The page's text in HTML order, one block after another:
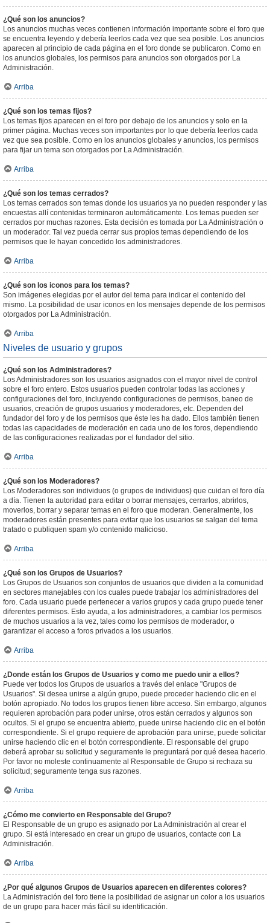
¿Qué son los anuncios?
Los anuncios muchas veces contienen información importante sobre el foro que
se encuentra leyendo y debería leerlos cada vez que sea posible. Los anuncios
aparecen al principio de cada página en el foro donde se publicaron. Como en
los anuncios globales, los permisos para anuncios son otorgados por La
Administración.
Arriba
¿Qué son los temas fijos?
Los temas fijos aparecen en el foro por debajo de los anuncios y solo en la
primer página. Muchas veces son importantes por lo que debería leerlos cada
vez que sea posible. Como en los anuncios globales y anuncios, los permisos
para fijar un tema son otorgados por La Administración.
Arriba
¿Qué son los temas cerrados?
Los temas cerrados son temas donde los usuarios ya no pueden responder y las
encuestas allí contenidas terminaron automáticamente. Los temas pueden ser
cerrados por muchas razones. Esta decisión es tomada por La Administración o
un moderador. Tal vez pueda cerrar sus propios temas dependiendo de los
permisos que le hayan concedido los administradores.
Arriba
¿Qué son los iconos para los temas?
Son imágenes elegidas por el autor del tema para indicar el contenido del
mismo. La posibilidad de usar iconos en los mensajes depende de los permisos
otorgados por La Administración.
Arriba
Niveles de usuario y grupos
¿Qué son los Administradores?
Los Administradores son los usuarios asignados con el mayor nivel de control
sobre el foro entero. Estos usuarios pueden controlar todas las acciones y
configuraciones del foro, incluyendo configuraciones de permisos, baneo de
usuarios, creación de grupos usuarios y moderadores, etc. Dependen del
fundador del foro y de los permisos que éste les ha dado. Ellos también tienen
todas las capacidades de moderación en cada uno de los foros, dependiendo
de las configuraciones realizadas por el fundador del sitio.
Arriba
¿Qué son los Moderadores?
Los Moderadores son individuos (o grupos de individuos) que cuidan el foro día
a día. Tienen la autoridad para editar o borrar mensajes, cerrarlos, abrirlos,
moverlos, borrar y separar temas en el foro que moderan. Generalmente, los
moderadores están presentes para evitar que los usuarios se salgan del tema
tratado o publiquen spam y/o contenido malicioso.
Arriba
¿Qué son los Grupos de Usuarios?
Los Grupos de Usuarios son conjuntos de usuarios que dividen a la comunidad
en sectores manejables con los cuales puede trabajar los administradores del
foro. Cada usuario puede pertenecer a varios grupos y cada grupo puede tener
diferentes permisos. Esto ayuda, a los administradores, a cambiar los permisos
de muchos usuarios a la vez, tales como los permisos de moderador, o
garantizar el acceso a foros privados a los usuarios.
Arriba
¿Donde están los Grupos de Usuarios y como me puedo unir a ellos?
Puede ver todos los Grupos de usuarios a través del enlace "Grupos de
Usuarios". Si desea unirse a algún grupo, puede proceder haciendo clic en el
botón apropiado. No todos los grupos tienen libre acceso. Sin embargo, algunos
requieren aprobación para poder unirse, otros están cerrados y algunos son
ocultos. Si el grupo se encuentra abierto, puede unirse haciendo clic en el botón
correspondiente. Si el grupo requiere de aprobación para unirse, puede solicitar
unirse haciendo clic en el botón correspondiente. El responsable del grupo
deberá aprobar su solicitud y seguramente le preguntará por qué desea hacerlo.
Por favor no moleste continuamente al Responsable de Grupo si rechaza su
solicitud; seguramente tenga sus razones.
Arriba
¿Cómo me convierto en Responsable del Grupo?
El Responsable de un grupo es asignado por La Administración al crear el
grupo. Si está interesado en crear un grupo de usuarios, contacte con La
Administración.
Arriba
¿Por qué algunos Grupos de Usuarios aparecen en diferentes colores?
La Administración del foro tiene la posibilidad de asignar un color a los usuarios
de un grupo para hacer más fácil su identificación.